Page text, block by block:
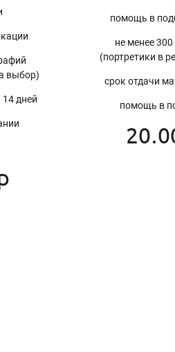
выбор)
дней
помощь в
не менее
(портретики в
срок отдачи
помощь в